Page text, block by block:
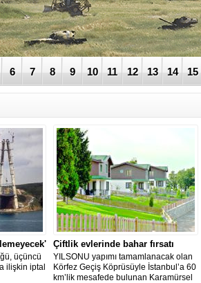
6 7 8 9 10 11 12 13 14 15
üçüncü
ilişkin iptal
Çiftlik evlerinde bahar fırsatı
YILSONU yapımı tamamlanacak olan
Körfez Geçiş Köprüsüyle İstanbul’a 60
km’lik mesafede bulunan Karamürsel